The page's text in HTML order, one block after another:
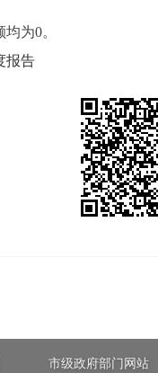
均为0。
报告
市级政府部门网站